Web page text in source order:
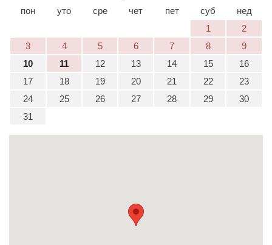
пон
уто сре чет пет суб
нед
1
2
3
4 5 6 7 8
9
10
11 12 13 14 15
16
17
18 19 20 21 22
23
24
25 26 27 28 29
30
31